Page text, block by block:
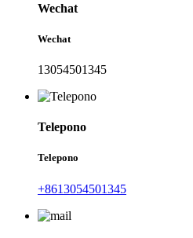
Wechat
Wechat
13054501345
Telepono
Telepono
+8613054501345